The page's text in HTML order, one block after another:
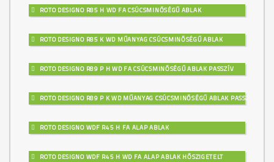
ROTO DESIGNO R85 H WD FA CSÚCSMINŐSÉGŰ ABLAK
ROTO DESIGNO R85 K WD MŰANYAG CSÚCSMINŐSÉGŰ ABLAK
ROTO DESIGNO R89 P H WD FA CSÚCSMINŐSÉGŰ ABLAK PASSZÍV
ROTO DESIGNO R89 P K WD MŰANYAG CSÚCSMINŐSÉGŰ ABLAK PASSZÍV
ROTO DESIGNO WDF R45 H FA ALAP ABLAK
ROTO DESIGNO WDF R45 H WD FA ALAP ABLAK HŐSZIGETELT